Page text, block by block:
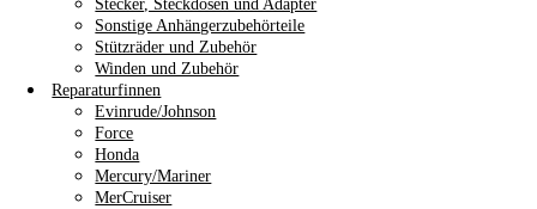
Stecker, Steckdosen und Adapter
Sonstige Anhängerzubehörteile
Stützräder und Zubehör
Winden und Zubehör
Reparaturfinnen
Evinrude/Johnson
Force
Honda
Mercury/Mariner
MerCruiser